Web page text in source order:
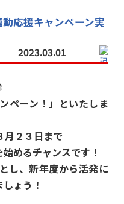
応援キャンペーン実
2023.03.01
ペーン！」といたしま
月２３日まで
めるチャンスです！
し、新年度から活発に
ょう！